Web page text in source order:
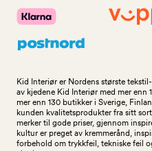
Kid Interiør er Nordens største
av kjedene Kid Interiør med mer enn
mer enn 130 butikker i Sverige,
kunden kvalitetsprodukter fra sitt
merker til gode priser, gjennom
kultur er preget av kremmerånd,
forbehold om trykkfeil, tekniske feil